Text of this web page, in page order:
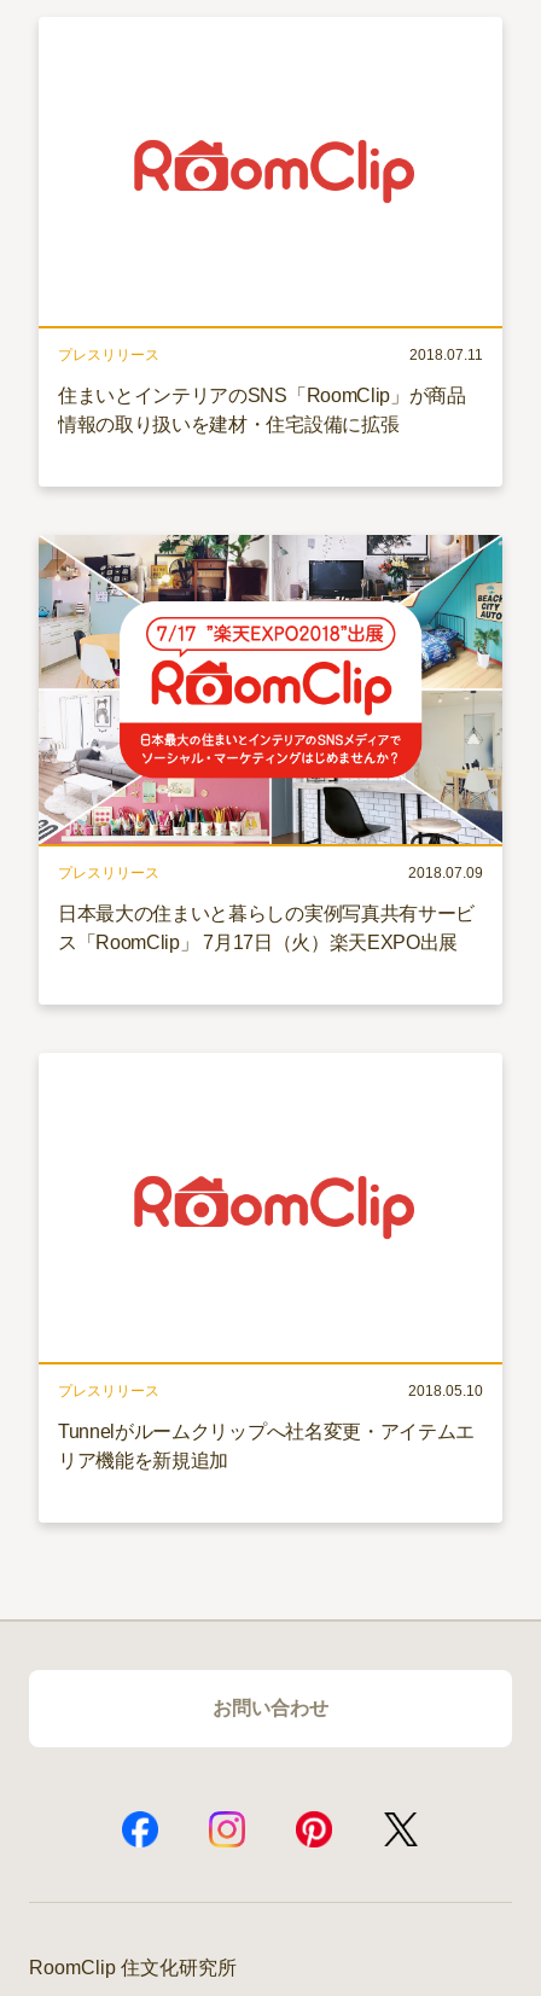
プレスリリース 2018.07.11
住まいとインテリアのSNS「RoomClip」が商品
情報の取り扱いを建材・住宅設備に拡張
プレスリリース 2018.07.09
日本最大の住まいと暮らしの実例写真共有サービ
ス「RoomClip」 7月17日（火）楽天EXPO出展
プレスリリース 2018.05.10
Tunnelがルームクリップへ社名変更・アイテムエ
リア機能を新規追加
お問い合わせ
RoomClip 住文化研究所